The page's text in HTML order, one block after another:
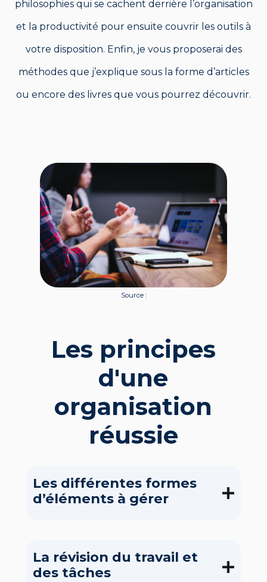
philosophies qui se cachent derrière l’organisation
et la productivité pour ensuite couvrir les outils à
votre disposition. Enfin, je vous proposerai des
méthodes que j’explique sous la forme d’articles
ou encore des livres que vous pourrez découvrir.
Source :
Les principes
d'une
organisation
réussie
Les différentes formes
d’éléments à gérer
La révision du travail et
des tâches